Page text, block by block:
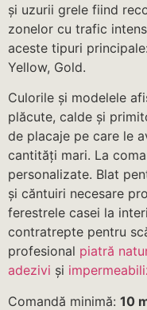
și uzurii grele fiind
zonelor cu trafic
aceste tipuri
Yellow, Gold.
Culorile și modelele
plăcute, calde și
de placaje pe care le
cantități mari. La
personalizate. Blat
și căntuiri necesare
ferestrele casei la
contratrepte pentru
profesional piatră
adezivi și
Comandă minimă: 10